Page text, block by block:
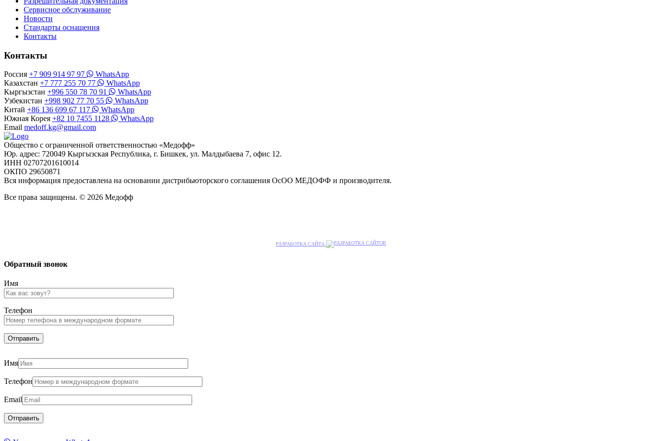
Сервисное обслуживание
Новости
Стандарты оснащения
Контакты
Контакты
Россия +7 909 914 97 97
WhatsApp
Казахстан +7 777 255 70 77
WhatsApp
Кыргызстан +996 550 78 70 91
WhatsApp
Узбекистан +998 902 77 70 55
WhatsApp
Китай +86 136 699 67 117
WhatsApp
Южная Корея +82 10 7455 1128
WhatsApp
Email medoff.kg@gmail.com
Общество с ограниченной ответственностью «Медофф»
Юр. адрес: 720049 Кыргызская Республика, г. Бишкек, ул. Малдыбаева 7, офис 12.
ИНН 02707201610014
ОКПО 29650871
Вся информация предоставлена на основании дистрибьюторского соглашения ОсОО МЕДОФФ и производителя.
Все права защищены. © 2026 Медофф
РАЗРАБОТКА САЙТА
Обратный звонок
Имя
Телефон
Имя
Телефон
Email